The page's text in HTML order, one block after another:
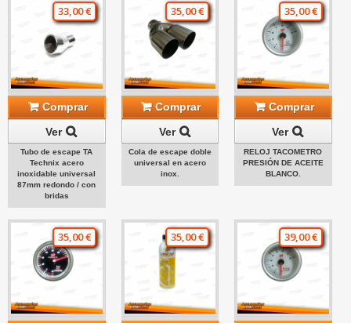
33,00 €
Comprar
Ver
Tubo de escape TA
Technix acero
inoxidable universal
87mm redondo / con
bridas
35,00 €
Comprar
Ver
Cola de escape doble
universal en acero
inox.
35,00 €
Comprar
Ver
RELOJ TACOMETRO
PRESIÓN DE ACEITE
BLANCO.
35,00 € 35,00 € 39,00 €